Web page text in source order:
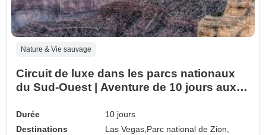
Nature & Vie sauvage
Circuit de luxe dans les parcs nationaux
du Sud-Ouest | Aventure de 10 jours aux
Durée
10 jours
Destinations
Las Vegas, Parc national de Zion,